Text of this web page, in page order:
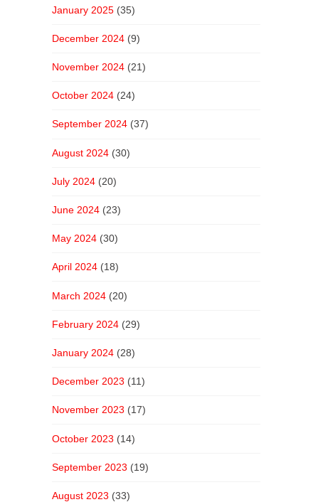
January 2025 (35)
December 2024 (9)
November 2024 (21)
October 2024 (24)
September 2024 (37)
August 2024 (30)
July 2024 (20)
June 2024 (23)
May 2024 (30)
April 2024 (18)
March 2024 (20)
February 2024 (29)
January 2024 (28)
December 2023 (11)
November 2023 (17)
October 2023 (14)
September 2023 (19)
August 2023 (33)